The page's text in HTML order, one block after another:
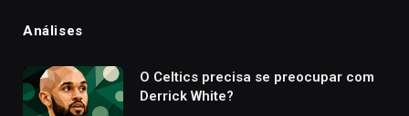
Análises
O Celtics precisa se preocupar com
Derrick White?